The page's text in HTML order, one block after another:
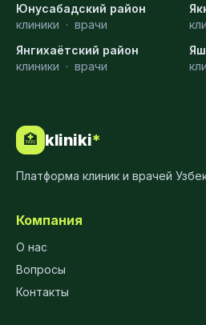
Юнусабадский район
клиники · врачи
Янгихаётский район
клиники · врачи
🏥 kliniki*
Платформа клиник и врачей
Компания
О нас
Вопросы
Контакты